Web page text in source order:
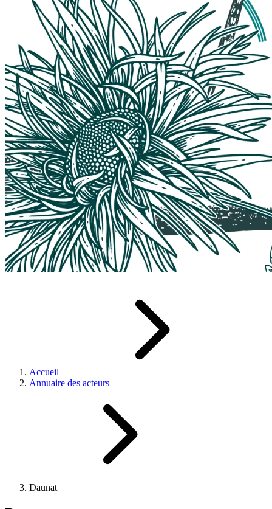
Accueil
Annuaire des acteurs
Daunat